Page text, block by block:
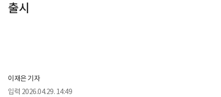
출시
이재은 기자
입력 2026.04.29. 14:49